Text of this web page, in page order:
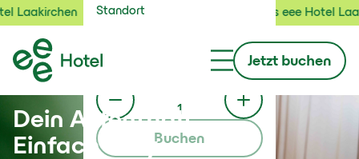
Jetzt neu: das eee Hotel Laakirchen
Jetzt buchen
Dein Aufenthalt.
Einfach easy.
Standort
Check-in / Check-out
6.8.
1
Buchen